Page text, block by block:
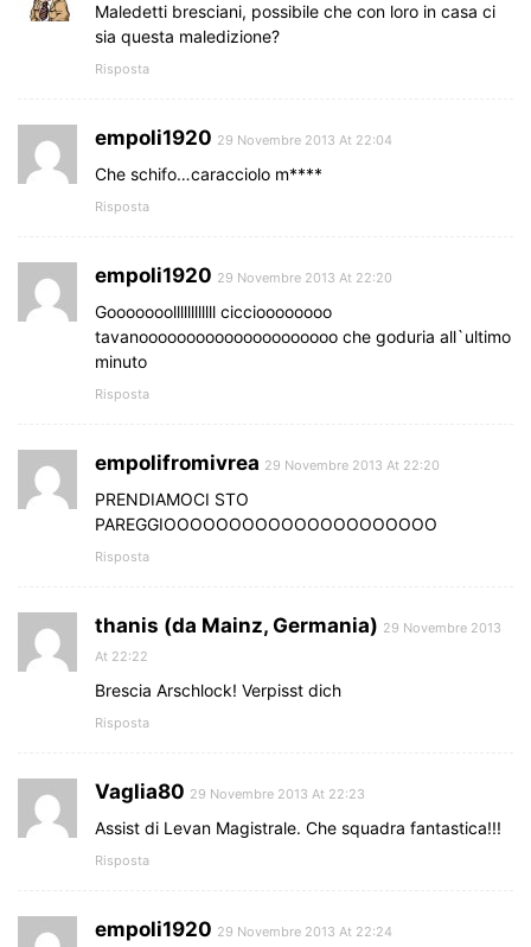
Maledetti bresciani, possibile che con loro in casa ci
sia questa maledizione?
Risposta
empoli1920 29 Novembre 2013 At 22:04
Che schifo…caracciolo m****
Risposta
empoli1920 29 Novembre 2013 At 22:20
Gooooooollllllllllll ciccioooooooo
tavanooooooooooooooooooooo che goduria all`ultimo
minuto
Risposta
empolifromivrea 29 Novembre 2013 At 22:20
PRENDIAMOCI STO
PAREGGIOOOOOOOOOOOOOOOOOOOOO
Risposta
thanis (da Mainz, Germania) 29 Novembre 2013
At 22:22
Brescia Arschlock! Verpisst dich
Risposta
Vaglia80 29 Novembre 2013 At 22:23
Assist di Levan Magistrale. Che squadra fantastica!!!
Risposta
empoli1920 29 Novembre 2013 At 22:24